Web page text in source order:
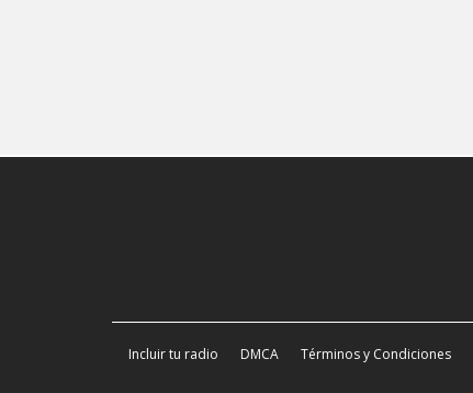
Incluir tu radio DMCA Términos y Condiciones